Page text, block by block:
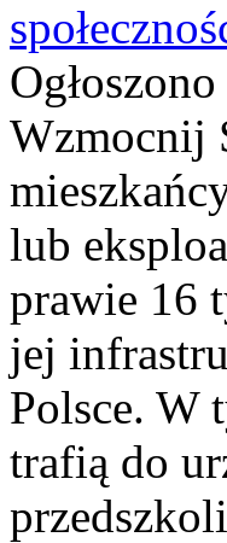
Wzmocnij
lub
prawie 16
jej
Polsce. W
trafią do